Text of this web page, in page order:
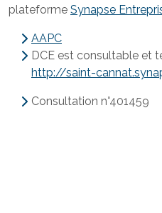
plateforme Synapse
AAPC
DCE est consultable et
http://saint-
Consultation n°401459